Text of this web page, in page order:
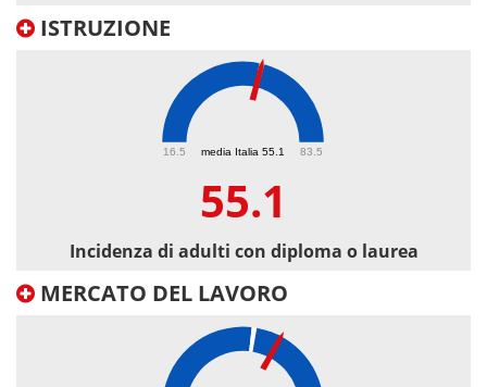
ISTRUZIONE
media Italia 55.1
16.5 83.5
55.1
Incidenza di adulti con diploma o laurea
MERCATO DEL LAVORO